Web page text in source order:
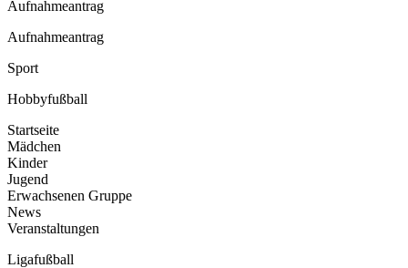
Aufnahmeantrag
Aufnahmeantrag
Sport
Hobbyfußball
Startseite
Mädchen
Kinder
Jugend
Erwachsenen Gruppe
News
Veranstaltungen
Ligafußball